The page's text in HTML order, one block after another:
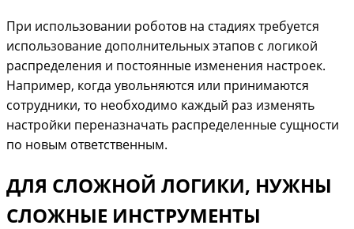
При использовании роботов на стадиях требуется
использование дополнительных этапов с логикой
распределения и постоянные изменения настроек.
Например, когда увольняются или принимаются
сотрудники, то необходимо каждый раз изменять
настройки переназначать распределенные сущности
по новым ответственным.
ДЛЯ СЛОЖНОЙ ЛОГИКИ, НУЖНЫ
СЛОЖНЫЕ ИНСТРУМЕНТЫ